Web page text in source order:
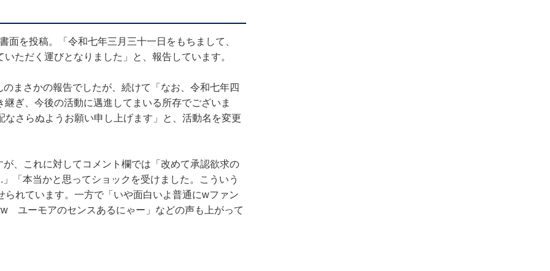
を投稿。「令和七年三月三十一日をもちまして、
ただく運びとなりました」と、報告しています。
まさかの報告でしたが、続けて「なお、令和七年四
ぎ、今後の活動に邁進してまいる所存でございま
さらぬようお願い申し上げます」と、活動名を変更
、これに対してコメント欄では「改めて承認欲求の
「本当かと思ってショックを受けました。こういう
れています。一方で「いや面白いよ普通にwファン
ユーモアのセンスあるにゃー」などの声も上がって